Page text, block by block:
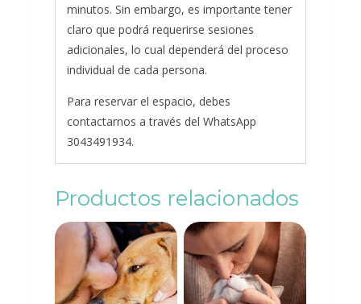
minutos. Sin embargo, es importante tener
claro que podrá requerirse sesiones
adicionales, lo cual dependerá del proceso
individual de cada persona.
Para reservar el espacio, debes
contactarnos a través del WhatsApp
3043491934.
Productos relacionados